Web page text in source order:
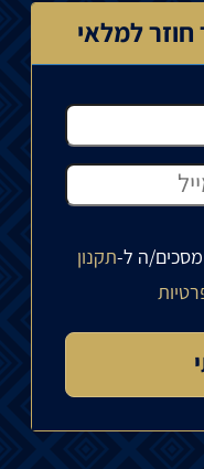
למלאי
מסכים/ה ל-תקנון